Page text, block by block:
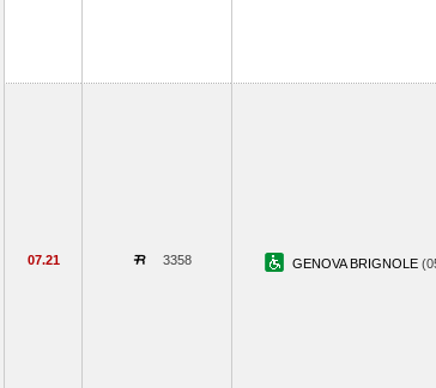
07.21 3358 GENOVA BRIGNOLE